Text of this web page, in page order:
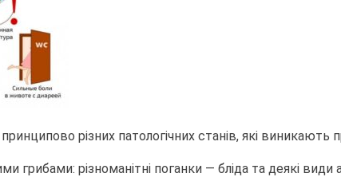
різних патологічних станів, які виникають
грибами: різноманітні поганки — бліда та деякі види